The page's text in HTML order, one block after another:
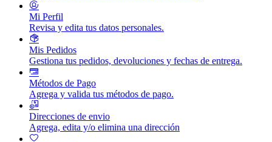
Mi Perfil
Revisa y edita tus datos personales.
Mis Pedidos
Gestiona tus pedidos, devoluciones y fechas de entrega.
Métodos de Pago
Agrega y valida tus métodos de pago.
Direcciones de envio
Agrega, edita y/o elimina una dirección